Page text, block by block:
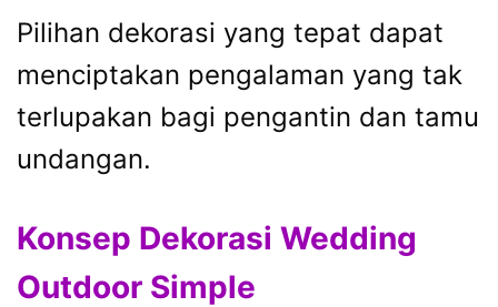
Pilihan dekorasi yang tepat dapat
menciptakan pengalaman yang tak
terlupakan bagi pengantin dan tamu
undangan.
Konsep Dekorasi Wedding
Outdoor Simple